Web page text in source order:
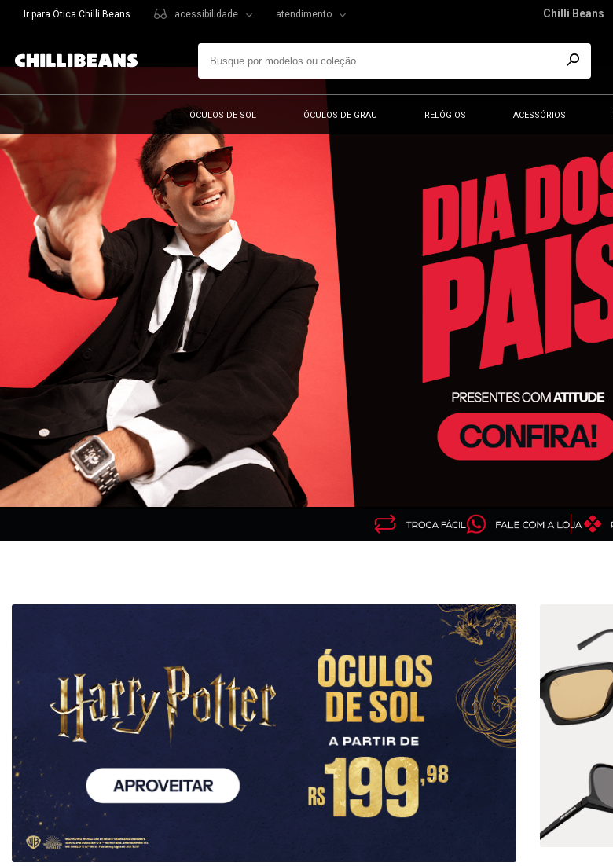
Ir para Ótica Chilli Beans acessibilidade atendimento Chilli Beans
ÓCULOS DE SOL ÓCULOS DE GRAU RELÓGIOS ACESSÓRIOS